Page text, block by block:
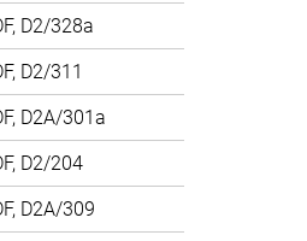
D2/328a
D2/311
D2A/301a
D2/204
D2A/309